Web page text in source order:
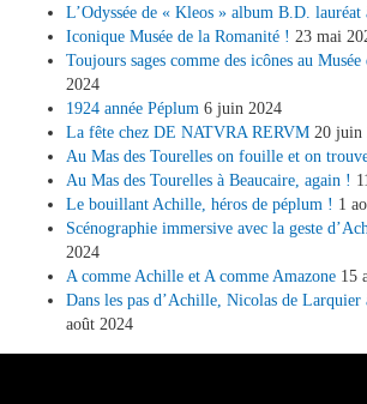
L’Odyssée de « Kleos » album B.D. lauréat
Iconique Musée de la Romanité ! 23 mai
Toujours sages comme des icônes au
2024
1924 année Péplum 6 juin 2024
La fête chez DE NATVRA RERVM 20 juin
Au Mas des Tourelles on fouille et on
Au Mas des Tourelles à Beaucaire, again !
Le bouillant Achille, héros de péplum ! 1
Scénographie immersive avec la geste
2024
A comme Achille et A comme Amazone 15
Dans les pas d’Achille, Nicolas de
août 2024